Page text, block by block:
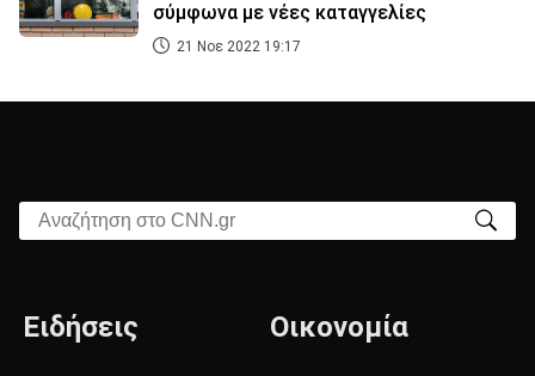
σύμφωνα με νέες καταγγελίες
21 Νοε 2022 19:17
Αναζήτηση στο CNN.gr
Ειδήσεις Οικονομία